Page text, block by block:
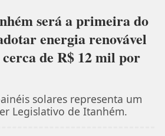
FECHAR
será a primeira do
energia renovável
de R$ 12 mil por
solares representa um
Legislativo de Itanhém.